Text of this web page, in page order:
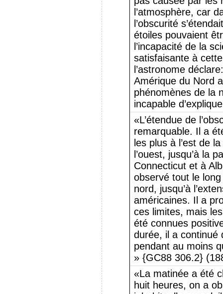
l’atmosphère, car
l’obscurité
étoiles pouvaient
l’incapacité de la
satisfaisante à
l’astronome
Amérique du Nord
phénomènes de la
incapable
«L’étendue de
remarquable. Il a
les plus à l’est de
l’ouest, jusqu’à la
Connecticut et à
observé tout le
nord, jusqu’à
américaines. Il a
ces limites, mais
été connues
durée, il a continué
pendant au moins
» {GC88 306.2}
«La matinée a été
huit heures, on a